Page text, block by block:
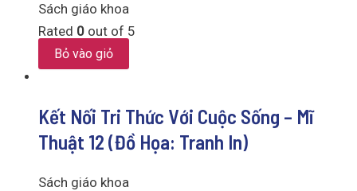
Sách giáo khoa
Rated 0 out of 5
Bỏ vào giỏ
Kết Nối Tri Thức Với Cuộc Sống – Mĩ
Thuật 12 (Đồ Họa: Tranh In)
Sách giáo khoa